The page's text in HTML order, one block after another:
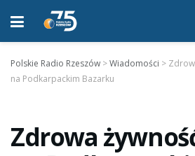
Polskie Radio Rzeszów >Wiadomości >
na Podkarpackim Bazarku
Zdrowa